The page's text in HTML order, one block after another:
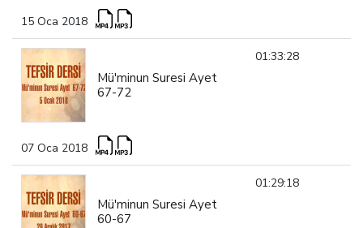
15 Oca 2018
Mü'minun Suresi Ayet
67-72
01:33:28
07 Oca 2018
Mü'minun Suresi Ayet
60-67
01:29:18